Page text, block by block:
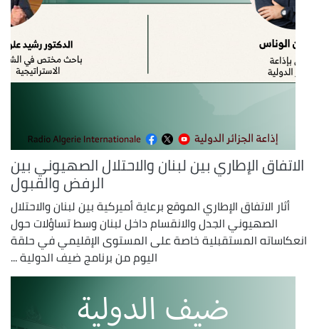
الاتفاق الإطاري بين لبنان والاحتلال الصهيوني بين
الرفض والقبول
أثار الاتفاق الإطاري الموقع برعاية أميركية بين لبنان والاحتلال
الصهيوني الجدل والانقسام داخل لبنان وسط تساؤلات حول
انعكاساته المستقبلية خاصة على المستوى الإقليمي في حلقة
اليوم من برنامج ضيف الدولية ...